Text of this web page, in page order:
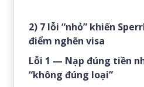
2) 7 lỗi “nhỏ” khiến
điểm nghẽn visa
Lỗi 1 — Nạp đúng tiền
“không đúng loại”